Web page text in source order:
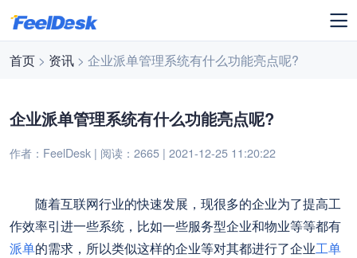
首页 > 资讯 > 企业派单管理系统有什么功能亮点呢?
企业派单管理系统有什么功能亮点呢?
作者：FeelDesk | 阅读：2665 | 2021-12-25 11:20:22
随着互联网行业的快速发展，现很多的企业为了提高工
作效率引进一些系统，比如一些服务型企业和物业等等都有
派单的需求，所以类似这样的企业等对其都进行了企业工单